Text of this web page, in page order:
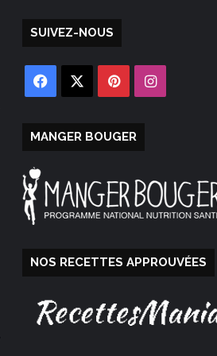
SUIVEZ-NOUS
Facebook PinterestInstagram
MANGER BOUGER
NOS RECETTES APPROUVÉES